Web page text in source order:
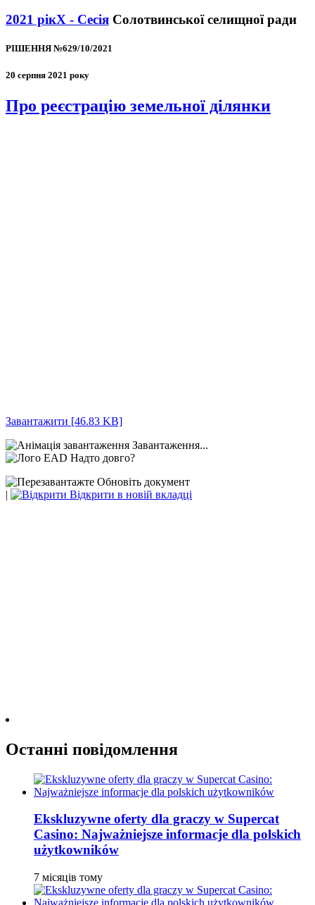
2021 рікX - Сесія Солотвинської селищної ради
РІШЕННЯ №629/10/2021
20 серпня 2021 року
Про реєстрацію земельної ділянки
Завантажити [46.83 KB]
Завантаження...
Надто довго?
Обновіть документ
|
Відкрити в новій вкладці
Останні повідомлення
Ekskluzywne oferty dla graczy w Supercat
Casino: Najważniejsze informacje dla polskich
użytkowników
7 місяців тому